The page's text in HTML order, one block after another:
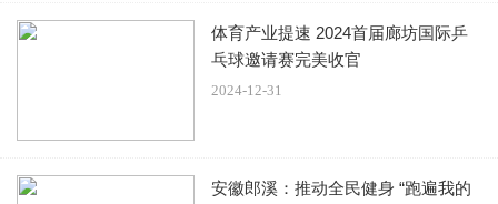
给我，觉得我有什麽不同、讚我有进步，我反而会很开心，
所以我觉得很幸运，身边有很多人疼锡及帮助我。”
提到视后，龚嘉欣曾因“角逐视后”惹了负面新闻；去年尾她
出席活动时，被问到TVB近年有许多新一辈花旦，竞争激
体育产业提速 2024首届廊坊国际乒
乓球邀请赛完美收官
2024-12-31
安徽郎溪：推动全民健身 “跑遍我的